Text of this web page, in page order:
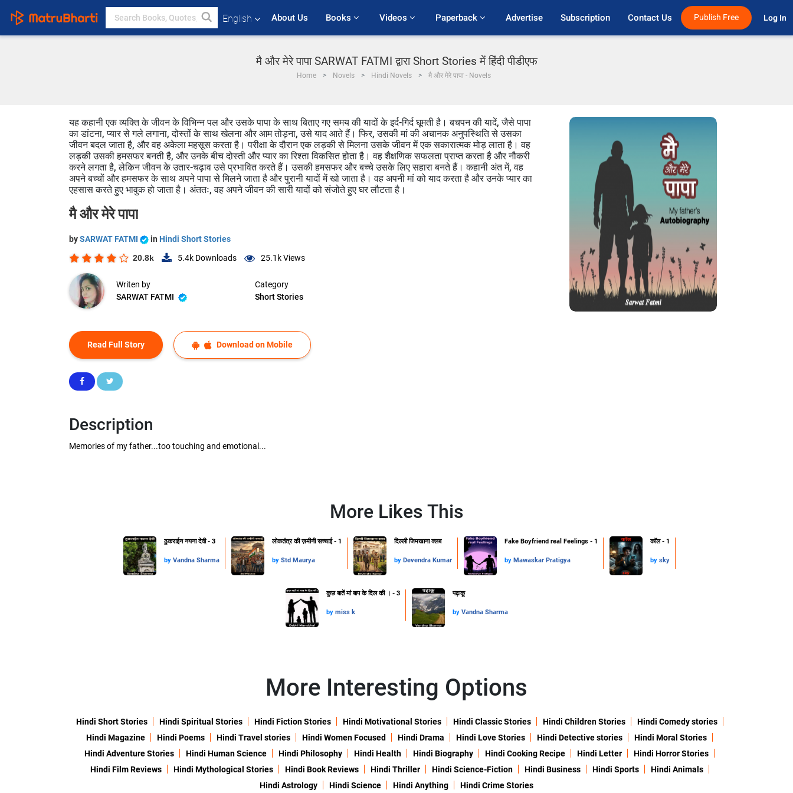
English About Us Books Videos Paperback Advertise Subscription Contact Us Publish Free Log In
मै और मेरे पापा SARWAT FATMI द्वारा Short Stories में हिंदी पीडीएफ
Home Novels Hindi Novels मै और मेरे पापा - Novels
यह कहानी एक व्यक्ति के जीवन के विभिन्न पल और उसके पापा के साथ बिताए गए समय की यादों के इर्द-गिर्द घूमती है। बचपन की यादें, जैसे पापा
का डांटना, प्यार से गले लगाना, दोस्तों के साथ खेलना और आम तोड़ना, उसे याद आते हैं। फिर, उसकी मां की अचानक अनुपस्थिति से उसका
जीवन बदल जाता है, और वह अकेला महसूस करता है। परीक्षा के दौरान एक लड़की से मिलना उसके जीवन में एक सकारात्मक मोड़ लाता है। वह
लड़की उसकी हमसफर बनती है, और उनके बीच दोस्ती और प्यार का रिश्ता विकसित होता है। वह शैक्षणिक सफलता प्राप्त करता है और नौकरी
करने लगता है, लेकिन जीवन के उतार-चढ़ाव उसे प्रभावित करते हैं। उसकी हमसफर और बच्चे उसके लिए सहारा बनते हैं। कहानी अंत में, वह
अपने बच्चों और हमसफर के साथ अपने पापा से मिलने जाता है और पुरानी यादों में खो जाता है। वह अपनी मां को याद करता है और उनके प्यार का
एहसास करते हुए भावुक हो जाता है। अंततः, वह अपने जीवन की सारी यादों को संजोते हुए घर लौटता है।
मै और मेरे पापा
bySARWAT FATMI in Hindi Short Stories
20.8k 5.4k Downloads 25.1kViews
Writen by
SARWAT FATMI
Category
Short Stories
Read Full Story Download on Mobile
Description
Memories of my father...too touching and emotional...
More Likes This
ठुकराईन नयना देवी - 3
by Vandna Sharma
लोकतंत्र की ज़मीनी सच्चाई - 1
by Std Maurya
दिल्ली जिमखाना क्लब
by Devendra Kumar
Fake Boyfriend real Feelings - 1
by Mawaskar Pratigya
कॉल - 1
by sky
कुछ बातें मां बाप के दिल की । - 3
by miss k
पढ़ाकू
by Vandna Sharma
More Interesting Options
Hindi Short Stories Hindi Spiritual Stories Hindi Fiction Stories Hindi Motivational Stories Hindi Classic Stories Hindi Children Stories
Hindi Comedy stories
Hindi Magazine
Hindi Poems Hindi Travel stories Hindi Women Focused Hindi Drama Hindi Love Stories Hindi Detective stories
Hindi Moral Stories
Hindi Adventure Stories
Hindi Human Science Hindi Philosophy Hindi Health Hindi Biography Hindi Cooking Recipe Hindi Letter
Hindi Horror Stories
Hindi Film Reviews
Hindi Mythological Stories Hindi Book Reviews Hindi Thriller Hindi Science-Fiction Hindi Business Hindi Sports
Hindi Animals
Hindi Astrology
Hindi Science Hindi Anything Hindi Crime Stories